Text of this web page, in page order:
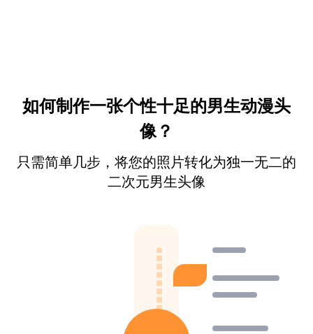
如何制作一张个性十足的男生动漫头
像？
只需简单几步，将您的照片转化为独一无二的
二次元男生头像